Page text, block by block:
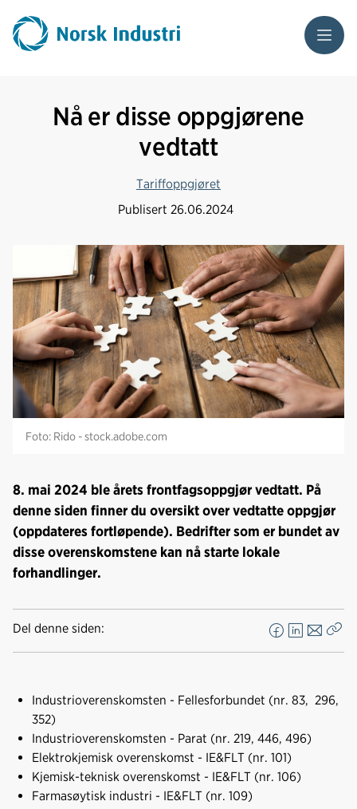
Meny
Nå er disse oppgjørene
vedtatt
Tariffoppgjøret
Publisert 26.06.2024
Foto: Rido - stock.adobe.com
8. mai 2024 ble årets frontfagsoppgjør vedtatt. På
denne siden finner du oversikt over vedtatte oppgjør
(oppdateres fortløpende). Bedrifter som er bundet av
disse overenskomstene kan nå starte lokale
forhandlinger.
Del denne siden:
F
a
e
o
o
k
L
i
d
I
n
E
-
t
Industrioverenskomsten - Fellesforbundet (nr. 83, 296,
352)
Industrioverenskomsten - Parat (nr. 219, 446, 496)
Elektrokjemisk overenskomst - IE&FLT (nr. 101)
Kjemisk-teknisk overenskomst - IE&FLT (nr. 106)
Farmasøytisk industri - IE&FLT (nr. 109)